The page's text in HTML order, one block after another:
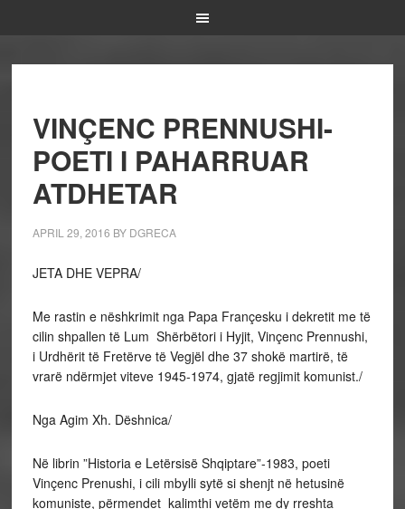
VINÇENC PRENNUSHI-
POETI I PAHARRUAR
ATDHETAR
APRIL 29, 2016 BY DGRECA
JETA DHE VEPRA/
Me rastin e nëshkrimit nga Papa Françesku i dekretit me të
cilin shpallen të Lum Shërbëtori i Hyjit, Vinçenc Prennushi,
i Urdhërit të Fretërve të Vegjël dhe 37 shokë martirë, të
vrarë ndërmjet viteve 1945-1974, gjatë regjimit komunist./
Nga Agim Xh. Dëshnica/
Në librin ”Historia e Letërsisë Shqiptare”-1983, poeti
Vinçenc Prenushi, i cili mbylli sytë si shenjt në hetusinë
komuniste, përmendet kalimthi vetëm me dy rreshta